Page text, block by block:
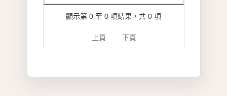
顯示第 0 至 0 項結果，共 0 項
上頁 下頁